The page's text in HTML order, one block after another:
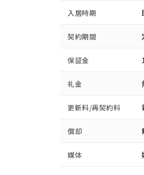
入居時期
契約期間
保証金
礼金
更新料/再契約料
償却
媒体